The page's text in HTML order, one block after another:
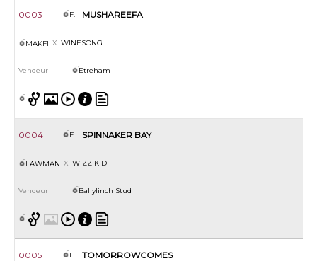
0003 F. MUSHAREEFA
MAKFI WINESONG
Etreham
0004 F. SPINNAKER BAY
LAWMAN WIZZ KID
Ballylinch Stud
0005 F. TOMORROWCOMES